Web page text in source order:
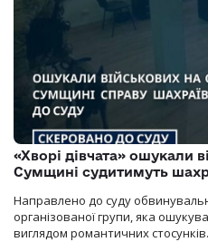
«Хворі дівчата» ошукали
Сумщині судитимуть
Направлено до суду
організованої групи, яка
виглядом романтичних стосунків.